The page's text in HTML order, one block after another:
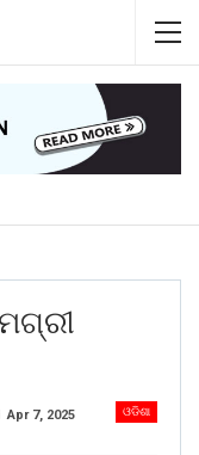
ଓଡିଶା
Apr 7, 2025